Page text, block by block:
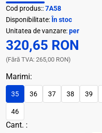
Cod produs::7A58
Disponibilitate: În stoc
Unitatea de vanzare:per
320,65 RON
(Fără TVA: 265,00 RON)
Marimi:
35 36 37 38 39
46
Cant. :